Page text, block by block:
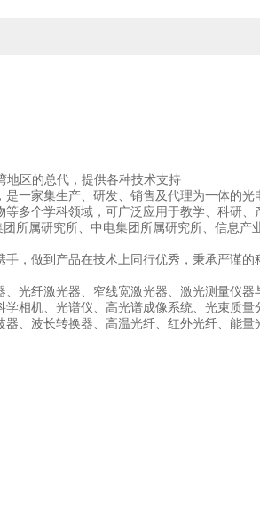
地区的总代，提供各种技术支持
一家集生产、研发、销售及代理为一体的光
多个学科领域，可广泛应用于教学、科研
所属研究所、中电集团所属研究所、信息产
，做到产品在技术上同行优秀，秉承严谨
光纤激光器、窄线宽激光器、激光测量仪
相机、光谱仪、高光谱成像系统、光束质
、波长转换器、高温光纤、红外光纤、能